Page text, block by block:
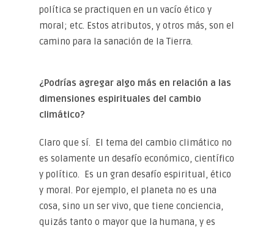
política se practiquen en un vacío ético y
moral; etc. Estos atributos, y otros más, son el
camino para la sanación de la Tierra.
¿Podrías agregar algo más en relación a las
dimensiones espirituales del cambio
climático?
Claro que sí. El tema del cambio climático no
es solamente un desafío económico, científico
y político. Es un gran desafío espiritual, ético
y moral. Por ejemplo, el planeta no es una
cosa, sino un ser vivo, que tiene conciencia,
quizás tanto o mayor que la humana, y es